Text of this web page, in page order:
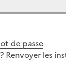
de passe
Renvoyer les